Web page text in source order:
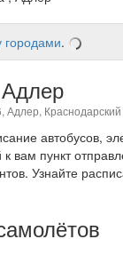
городами.
Краснодарский
автобусов,
вам пункт
Узнайте